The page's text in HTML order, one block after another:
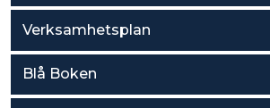
Verksamhetsplan
Blå Boken